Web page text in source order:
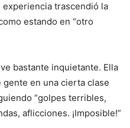
trascendió la
estando en “otro
bastante inquietante. Ella
en una cierta clase
“golpes terribles,
aflicciones. ¡Imposible!”